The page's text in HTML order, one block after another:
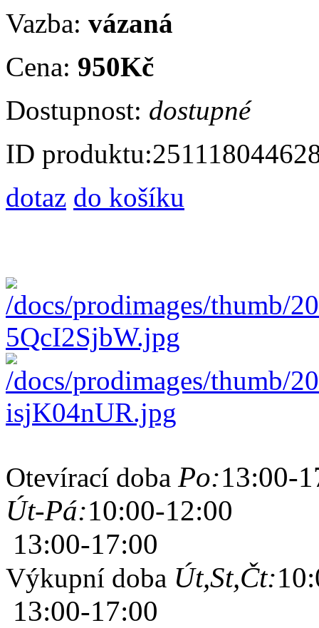
Vazba: vázaná
Cena: 950Kč
Dostupnost: dostupné
ID produktu:
dotaz do košíku
Otevírací doba Po:13:00-
Út-Pá:10:00-12:00
13:00-17:00
Výkupní doba Út,St,Čt:
13:00-17:00